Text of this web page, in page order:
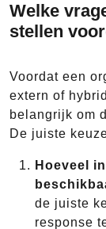
Welke
stellen
Voordat een
extern of
belangrijk om
De juiste
Hoeveel
de juiste
response